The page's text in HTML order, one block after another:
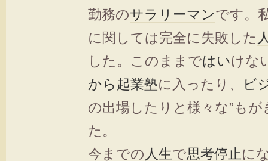
勤務のサラリーマンです。
に関しては完全に失敗した
した。このままではいけな
から起業塾に入ったり、
ビ
の出場したりと様々な”も
た。
今までの人生で思考停止に